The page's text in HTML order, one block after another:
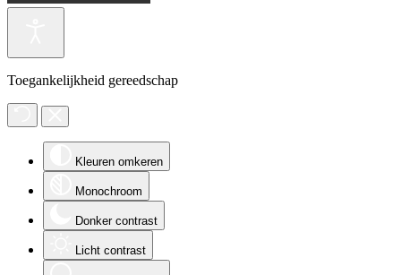
Toegankelijkheid gereedschap
Kleuren omkeren
Monochroom
Donker contrast
Licht contrast